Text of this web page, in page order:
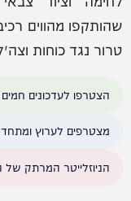
שהותקפו מהווים
טרור נגד כוחות
הצטרפו לעדכונים
מצטרפים לערוץ
הניוזלייטר המרתק